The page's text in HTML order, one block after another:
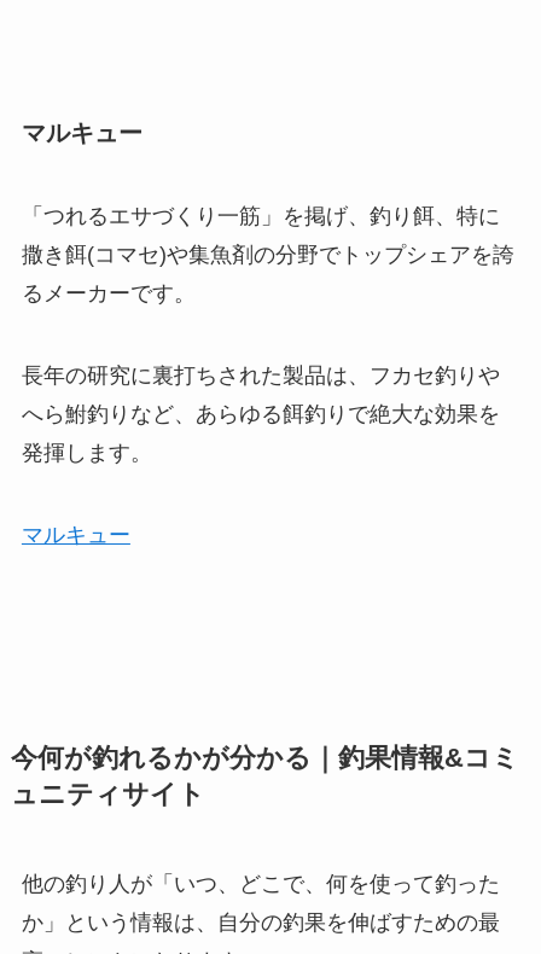
マルキュー
「つれるエサづくり一筋」を掲げ、釣り餌、特に
撒き餌(コマセ)や集魚剤の分野でトップシェアを誇
るメーカーです。
長年の研究に裏打ちされた製品は、フカセ釣りや
へら鮒釣りなど、あらゆる餌釣りで絶大な効果を
発揮します。
マルキュー
今何が釣れるかが分かる｜釣果情報&コミ
ュニティサイト
他の釣り人が「いつ、どこで、何を使って釣った
か」という情報は、自分の釣果を伸ばすための最